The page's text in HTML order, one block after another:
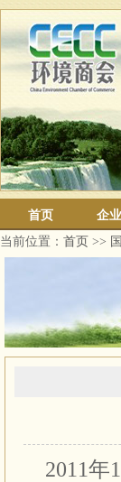
首页 企
当前位置： 首页 >>
2011年